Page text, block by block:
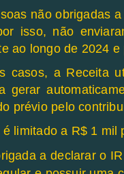
não obrigadas
isso, não
ao longo de 2024
casos, a Receita
gerar
prévio pelo
limitado a R$ 1 mil
a declarar o